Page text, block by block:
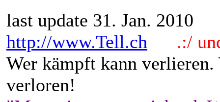
last update 31. Jan. 2010
http://www.Tell.ch
.:/
Wer kämpft kann
verloren!